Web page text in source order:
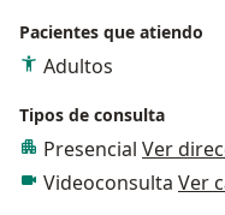
Pacientes que atiendo
Adultos
Tipos de consulta
Presencial Ver
Videoconsulta Ver